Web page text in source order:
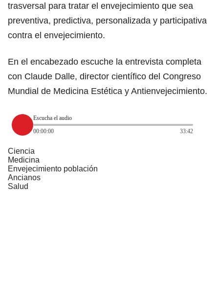
trasversal para tratar el envejecimiento que sea
preventiva, predictiva, personalizada y participativa
contra el envejecimiento.
En el encabezado escuche la entrevista completa
con Claude Dalle, director científico del Congreso
Mundial de Medicina Estética y Antienvejecimiento.
Escucha el audio
00:00:00
33:42
Ciencia
Medicina
Envejecimiento población
Ancianos
Salud